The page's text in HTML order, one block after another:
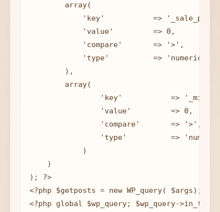
        array(
'key'           =>
            'value'         => 0,
            'compare'       => '>',
            'type'          => 'numeric'
        ),
        array(
    )
); ?>
<?php $getposts = new WP_query( $args);?>
<?php global $wp_query; $wp_query-